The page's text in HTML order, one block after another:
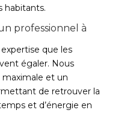
habitants.
professionnel à
que les
égaler. Nous
et un
de retrouver la
et d’énergie en